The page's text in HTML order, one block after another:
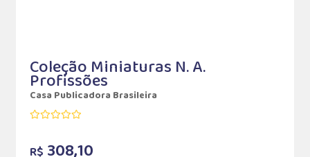
Coleção Miniaturas N. A.
Profissões
Casa Publicadora Brasileira
R$ 308,10